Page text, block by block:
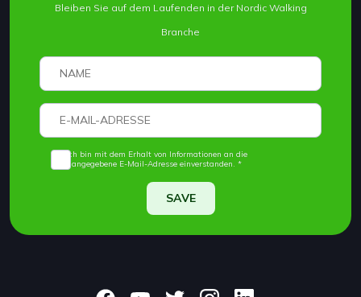
Bleiben Sie auf dem Laufenden in der Nordic Walking
Branche
Ich bin mit dem Erhalt von Informationen an die
angegebene E-Mail-Adresse einverstanden. *
SAVE